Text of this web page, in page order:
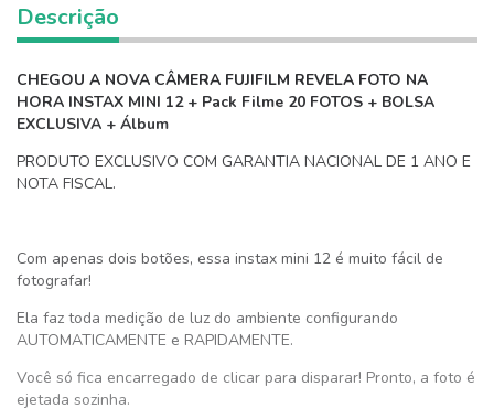
Descrição
CHEGOU A NOVA CÂMERA FUJIFILM REVELA FOTO NA
HORA INSTAX MINI 12 + Pack Filme 20 FOTOS + BOLSA
EXCLUSIVA + Álbum
PRODUTO EXCLUSIVO COM GARANTIA NACIONAL DE 1 ANO E
NOTA FISCAL.
Com apenas dois botões, essa instax mini 12 é muito fácil de
fotografar!
Ela faz toda medição de luz do ambiente configurando
AUTOMATICAMENTE e RAPIDAMENTE.
Você só fica encarregado de clicar para disparar! Pronto, a foto é
ejetada sozinha.